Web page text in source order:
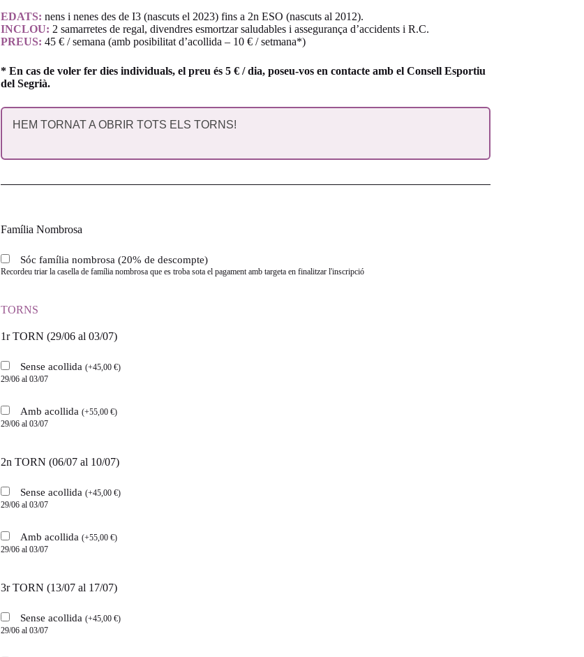
EDATS: nens i nenes des de I3 (nascuts el 2023) fins a 2n ESO (nascuts al 2012).
INCLOU: 2 samarretes de regal, divendres esmortzar saludables i assegurança d’accidents i R.C.
PREUS: 45 € / semana (amb posibilitat d’acollida – 10 € / setmana*)
* En cas de voler fer dies individuals, el preu és 5 € / dia, poseu-vos en contacte amb el Consell Esportiu
del Segrià.
HEM TORNAT A OBRIR TOTS ELS TORNS!
Família Nombrosa
Sóc família nombrosa (20% de descompte)
Recordeu triar la casella de família nombrosa que es troba sota el pagament amb targeta en finalitzar l'inscripció
TORNS
1r TORN (29/06 al 03/07)
Sense acollida (+45,00 €)
29/06 al 03/07
Amb acollida (+55,00 €)
29/06 al 03/07
2n TORN (06/07 al 10/07)
Sense acollida (+45,00 €)
29/06 al 03/07
Amb acollida (+55,00 €)
29/06 al 03/07
3r TORN (13/07 al 17/07)
Sense acollida (+45,00 €)
29/06 al 03/07